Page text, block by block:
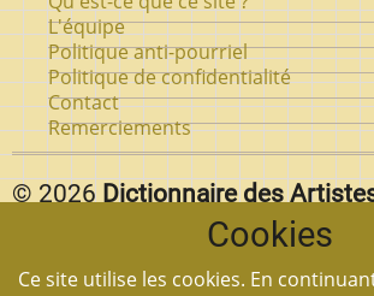
de
page
L'équipe
Politique anti-pourriel
Politique de confidentialité
Contact
Remerciements
© 2026 Dictionnaire des
Vous pouvez reproduire textuellement
Cookies
Ce site utilise les cookies. En